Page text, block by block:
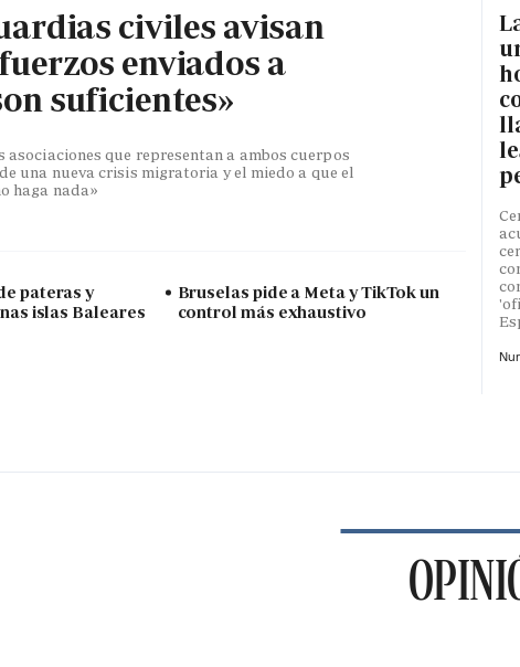
civiles avisan
enviados a
suficientes»
que representan a ambos cuerpos
una nueva crisis migratoria y el miedo a que el
haga nada»
pateras y
islas Baleares
Bruselas pide a Meta y TikTok un
control más exhaustivo